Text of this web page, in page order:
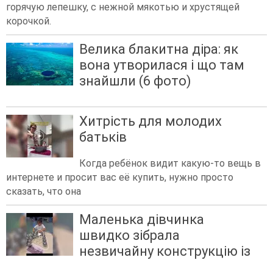
горячую лепешку, с нежной мякотью и хрустящей
корочкой.
Велика блакитна діра: як
вона утворилася і що там
знайшли (6 фото)
Хитрість для молодих
батьків
Когда ребёнок видит какую-то вещь в
интернете и просит вас её купить, нужно просто
сказать, что она
Маленька дівчинка
швидко зібрала
незвичайну конструкцію із